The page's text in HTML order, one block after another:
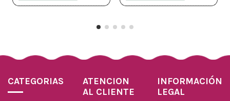
CATEGORIAS
ATENCION
AL CLIENTE
INFORMACIÓN
LEGAL